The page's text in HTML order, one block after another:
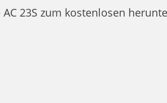
23S zum kostenlosen